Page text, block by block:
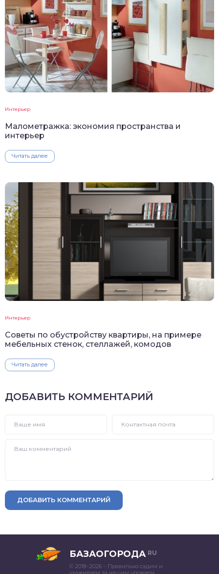
Интерьер
Малометражка: экономия пространства и
интерьер
Читать далее
Интерьер
Советы по обустройству квартиры, на примере
мебельных стенок, стеллажей, комодов
Читать далее
ДОБАВИТЬ КОММЕНТАРИЙ
ДОБАВИТЬ КОММЕНТАРИЙ
БАЗАОГОРОДА RU
© 2018–2026 – Правильно садим и
ухаживаем за нашим урожаем.